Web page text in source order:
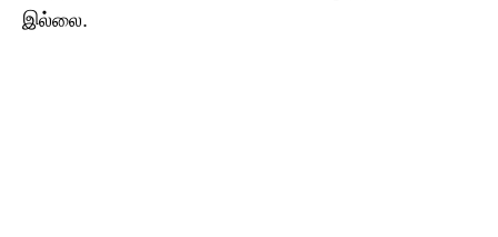
இல்லை.